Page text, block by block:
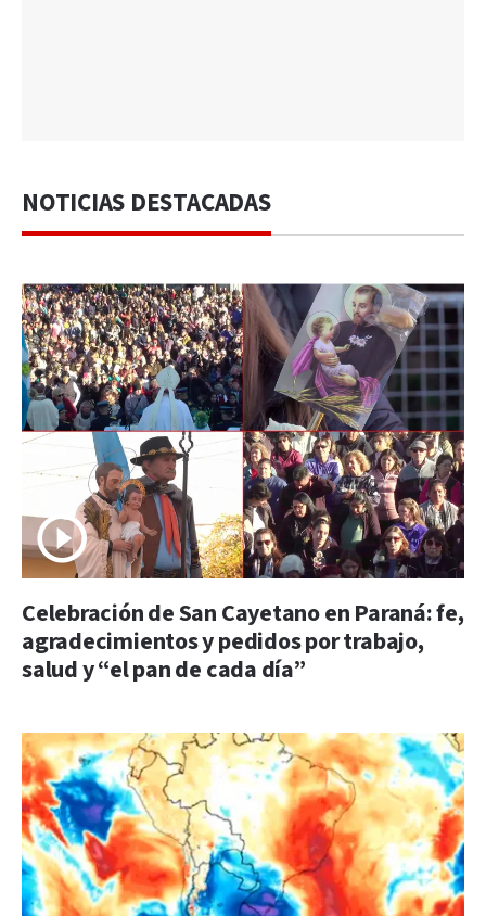
NOTICIAS DESTACADAS
Celebración de San Cayetano en Paraná: fe,
agradecimientos y pedidos por trabajo,
salud y “el pan de cada día”